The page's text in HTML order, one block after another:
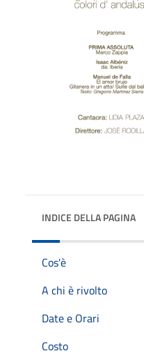
INDICE DELLA PAGINA
Cos'è
A chi è rivolto
Date e Orari
Costo